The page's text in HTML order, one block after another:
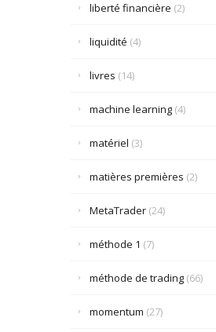
liberté financière (2)
liquidité (4)
livres (14)
machine learning(4)
matériel (3)
matières premières (2)
MetaTrader(24)
méthode 1 (7)
méthode de trading(66)
momentum (27)